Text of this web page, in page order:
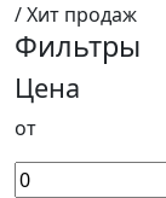
/ Хит продаж
Фильтры
Цена
от